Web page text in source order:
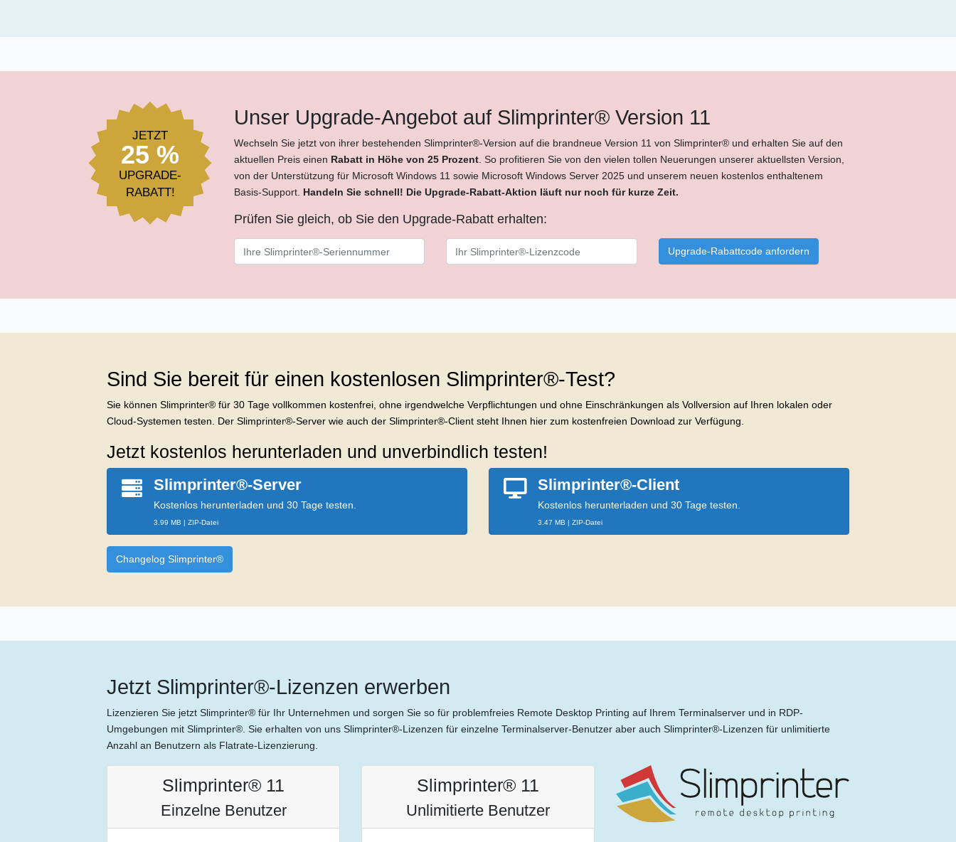
JETZT
25 %
UPGRADE-
RABATT!
Unser Upgrade-Angebot auf Slimprinter® Version 11
Wechseln Sie jetzt von ihrer bestehenden Slimprinter®-Version auf die brandneue Version 11 von Slimprinter® und erhalten Sie auf den
aktuellen Preis einen Rabatt in Höhe von 25 Prozent . So profitieren Sie von den vielen tollen Neuerungen unserer aktuellsten Version,
von der Unterstützung für Microsoft Windows 11 sowie Microsoft Windows Server 2025 und unserem neuen kostenlos enthaltenem
Basis-Support. Handeln Sie schnell! Die Upgrade-Rabatt-Aktion läuft nur noch für kurze Zeit.
Prüfen Sie gleich, ob Sie den Upgrade-Rabatt erhalten:
Upgrade-Rabattcode anfordern
Sind Sie bereit für einen kostenlosen Slimprinter®-Test?
Sie können Slimprinter® für 30 Tage vollkommen kostenfrei, ohne irgendwelche Verpflichtungen und ohne Einschränkungen als Vollversion auf Ihren lokalen oder
Cloud-Systemen testen. Der Slimprinter®-Server wie auch der Slimprinter®-Client steht Ihnen hier zum kostenfreien Download zur Verfügung.
Jetzt kostenlos herunterladen und unverbindlich testen!
Slimprinter®-Server
Kostenlos herunterladen und 30 Tage testen.
3.99 MB | ZIP-Datei
Slimprinter®-Client
Kostenlos herunterladen und 30 Tage testen.
3.47 MB | ZIP-Datei
Changelog Slimprinter®
Jetzt Slimprinter®-Lizenzen erwerben
Lizenzieren Sie jetzt Slimprinter® für Ihr Unternehmen und sorgen Sie so für problemfreies Remote Desktop Printing auf Ihrem Terminalserver und in RDP-
Umgebungen mit Slimprinter®. Sie erhalten von uns Slimprinter®-Lizenzen für einzelne Terminalserver-Benutzer aber auch Slimprinter®-Lizenzen für unlimitierte
Anzahl an Benutzern als Flatrate-Lizenzierung.
Slimprinter® 11
Einzelne Benutzer
Slimprinter® 11
Unlimitierte Benutzer